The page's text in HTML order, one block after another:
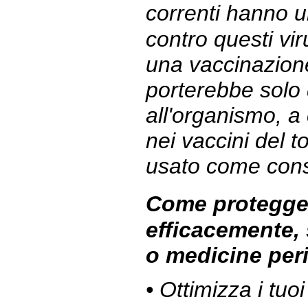
correnti hanno
contro questi
una
porterebbe
all'organismo,
nei vaccini del
usato come
Come
o medicine
• Ottimizza i